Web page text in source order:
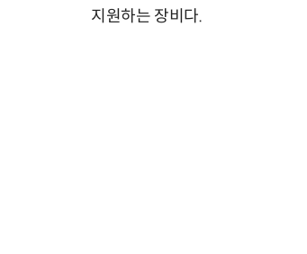
지원하는 장비다.